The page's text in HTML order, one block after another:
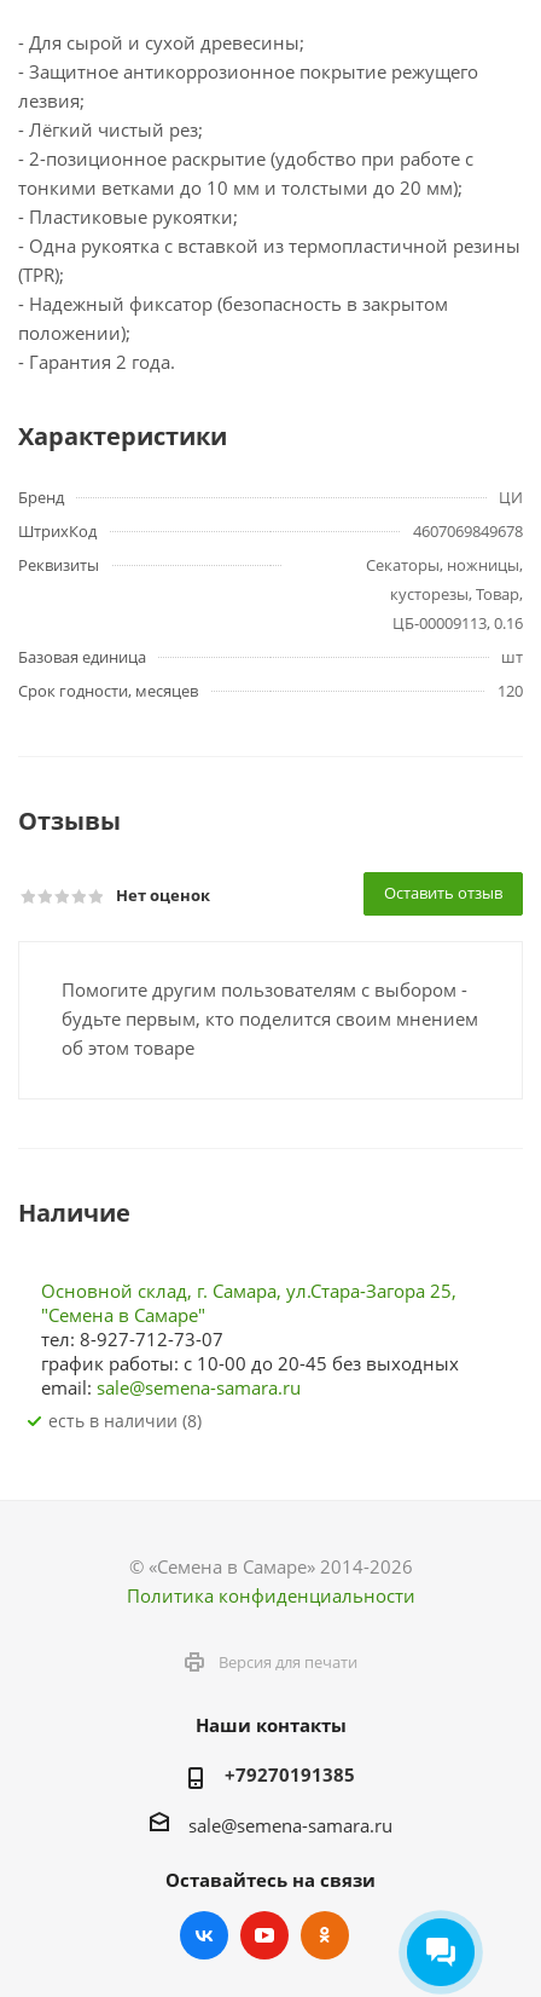
- Для сырой и сухой древесины;
- Защитное антикоррозионное покрытие режущего
лезвия;
- Лёгкий чистый рез;
- 2-позиционное раскрытие (удобство при работе с
тонкими ветками до 10 мм и толстыми до 20 мм);
- Пластиковые рукоятки;
- Одна рукоятка с вставкой из термопластичной резины
(TPR);
- Надежный фиксатор (безопасность в закрытом
положении);
- Гарантия 2 года.
Характеристики
Бренд
ЦИ
ШтрихКод
4607069849678
Реквизиты
Секаторы, ножницы,
кусторезы, Товар,
ЦБ-00009113, 0.16
Базовая единица
шт
Срок годности, месяцев
120
Отзывы
Нет оценок Оставить отзыв
Помогите другим пользователям с выбором -
будьте первым, кто поделится своим мнением
об этом товаре
Наличие
Основной склад, г. Самара, ул.Стара-Загора 25,
"Семена в Самаре"
тел: 8-927-712-73-07
график работы: с 10-00 до 20-45 без выходных
email: sale@semena-samara.ru
Есть в наличии (8)
© «Семена в Самаре» 2014-2026
Политика конфиденциальности
Версия для печати
Наши контакты
+79270191385
sale@semena-samara.ru
Оставайтесь на связи